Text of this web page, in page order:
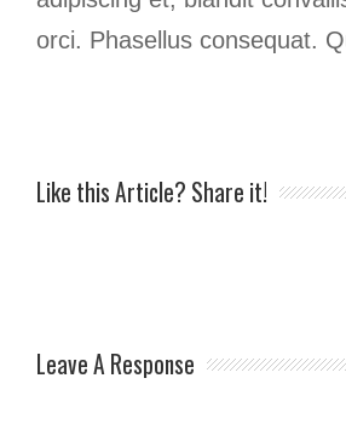
orci. Phasellus consequat.
Like this Article? Share it!
Leave A Response